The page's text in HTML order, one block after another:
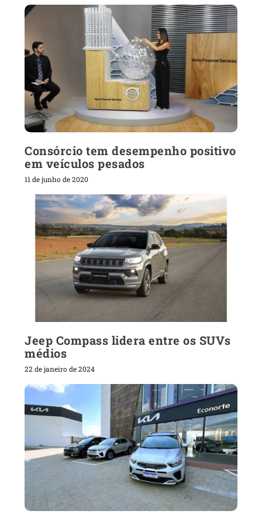
Consórcio tem desempenho positivo
em veículos pesados
11 de junho de 2020
Jeep Compass lidera entre os SUVs
médios
22 de janeiro de 2024